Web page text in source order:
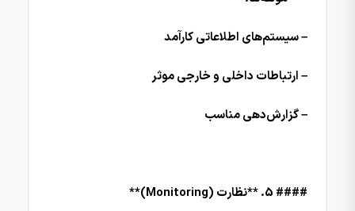
– سیستم‌های اطلاعاتی کارآمد
– ارتباطات داخلی و خارجی موثر
– گزارش‌دهی مناسب
#### 5. **نظارت (Monitoring)**